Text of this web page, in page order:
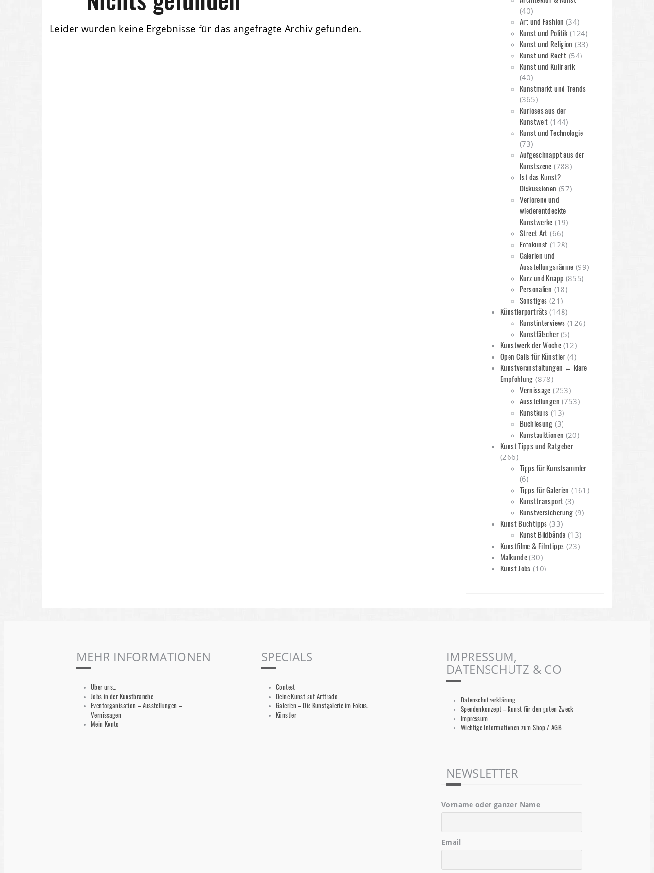
Leider wurden keine Ergebnisse für das angefragte Archiv gefunden.
(40)
Art und Fashion (34)
Kunst und Politik(124)
Kunst und Religion (33)
Kunst und Recht (54)
Kunst und Kulinarik
(40)
Kunstmarkt und Trends
(365)
Kurioses aus der
Kunstwelt (144)
Kunst und Technologie
(73)
Aufgeschnappt aus der
Kunstszene (788)
Ist das Kunst?
Diskussionen (57)
Verlorene und
wiederentdeckte
Kunstwerke (19)
Street Art (66)
Fotokunst (128)
Galerien und
Ausstellungsräume (99)
Kurz und Knapp (855)
Personalien (18)
Sonstiges (21)
Künstlerporträts (148)
Kunstinterviews (126)
Kunstfälscher(5)
Kunstwerk der Woche (12)
Open Calls für Künstler (4)
Kunstveranstaltungen ← klare
Empfehlung (878)
Vernissage (253)
Ausstellungen (753)
Kunstkurs (13)
Buchlesung (3)
Kunstauktionen (20)
Kunst Tipps und Ratgeber
(266)
Tipps für Kunstsammler
(6)
Tipps für Galerien (161)
Kunsttransport (3)
Kunstversicherung (9)
Kunst Buchtipps (33)
Kunst Bildbände (13)
Kunstfilme & Filmtipps (23)
Malkunde (30)
Kunst Jobs (10)
MEHR INFORMATIONEN
Über uns…
Jobs in der Kunstbranche
Eventorganisation – Ausstellungen –
Vernissagen
Mein Konto
SPECIALS
Contest
Deine Kunst auf Arttrado
Galerien – Die Kunstgalerie im Fokus.
Künstler
IMPRESSUM,
DATENSCHUTZ & CO
Datenschutzerklärung
Spendenkonzept – Kunst für den guten Zweck
Impressum
Wichtige Informationen zum Shop / AGB
NEWSLETTER
Vorname oder ganzer Name
Email